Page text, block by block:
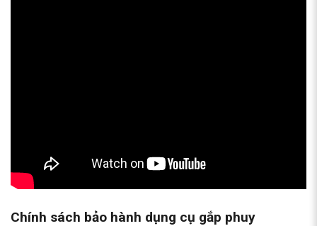
Chính sách bảo hành dụng cụ gắp phuy